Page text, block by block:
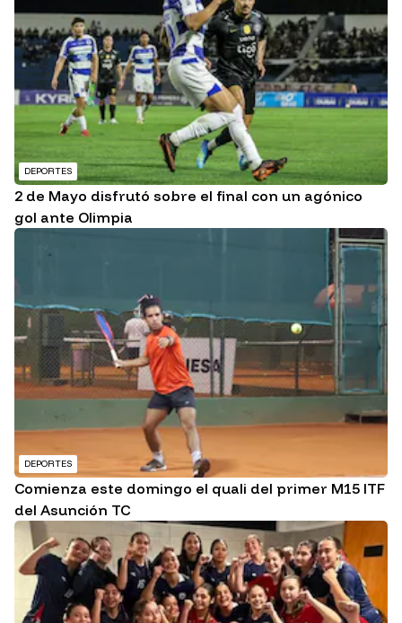
DEPORTES
2 de Mayo disfrutó sobre el final con un agónico
gol ante Olimpia
DEPORTES
Comienza este domingo el quali del primer M15 ITF
del Asunción TC